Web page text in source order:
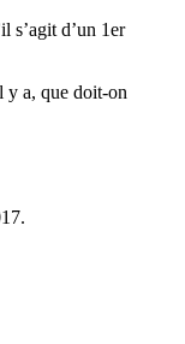
s’agit d’un 1er
y a, que doit-on